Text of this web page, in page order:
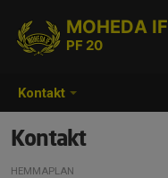
Kontakt
MOHEDA IF
PF 20
Kontakt
HEMMAPLAN